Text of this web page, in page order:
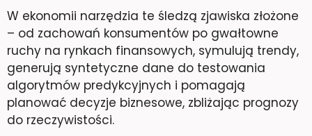
W ekonomii narzędzia te śledzą zjawiska złożone
– od zachowań konsumentów po gwałtowne
ruchy na rynkach finansowych, symulują trendy,
generują syntetyczne dane do testowania
algorytmów predykcyjnych i pomagają
planować decyzje biznesowe, zbliżając prognozy
do rzeczywistości.